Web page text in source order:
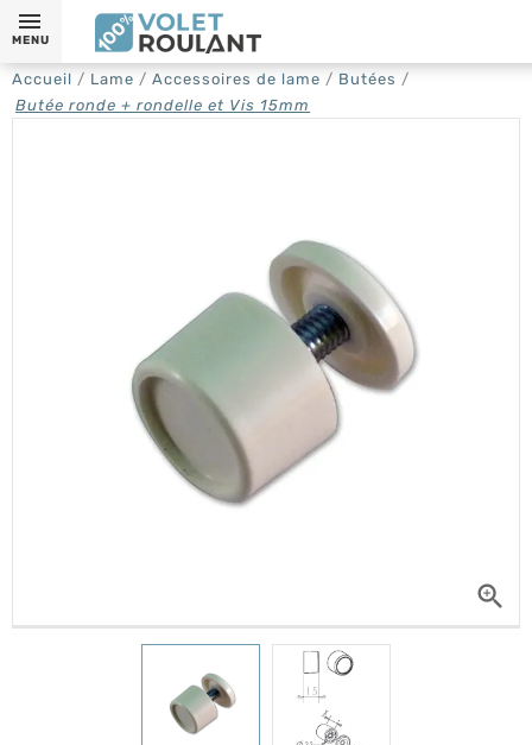
MENU
Accueil Lame Accessoires de lame
Butées
Butée ronde + rondelle et Vis 15mm
